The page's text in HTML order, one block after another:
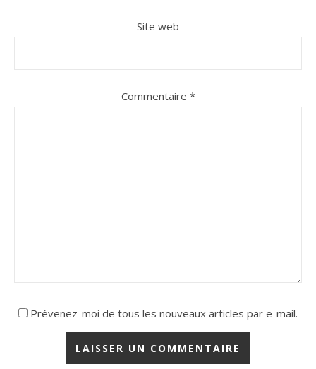
Site web
Commentaire *
Prévenez-moi de tous les nouveaux articles par e-mail.